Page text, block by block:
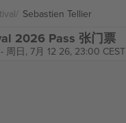
Sebastien Tellier
2026 Pass 张门票
周日, 7月 12 26, 23:00 CEST